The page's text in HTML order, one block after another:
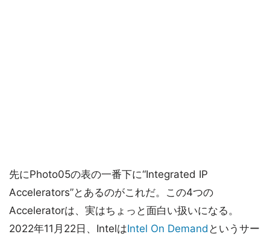
先にPhoto05の表の一番下に“Integrated IP
Accelerators”とあるのがこれだ。この4つの
Acceleratorは、実はちょっと面白い扱いになる。
2022年11月22日、IntelはIntel On Demand というサー